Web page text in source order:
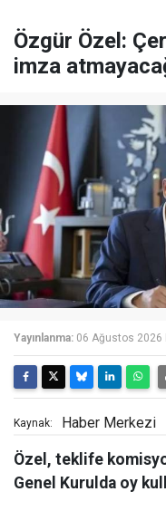
Özgür Özel:
imza
Yayınlanma: 06 Ağustos 2026
Kaynak: Haber Merkezi
Özel, teklife
Genel Kurulda oy